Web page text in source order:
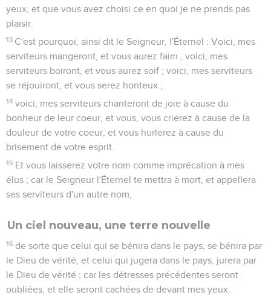
yeux, et que vous avez choisi ce en quoi je ne prends pas
plaisir.
13 C'est pourquoi, ainsi dit le Seigneur, l'Éternel : Voici, mes
serviteurs mangeront, et vous aurez faim ; voici, mes
serviteurs boiront, et vous aurez soif ; voici, mes serviteurs
se réjouiront, et vous serez honteux ;
14 voici, mes serviteurs chanteront de joie à cause du
bonheur de leur coeur, et vous, vous crierez à cause de la
douleur de votre coeur, et vous hurlerez à cause du
brisement de votre esprit.
15 Et vous laisserez votre nom comme imprécation à mes
élus ; car le Seigneur l'Éternel te mettra à mort, et appellera
ses serviteurs d'un autre nom,
Un ciel nouveau, une terre nouvelle
16 de sorte que celui qui se bénira dans le pays, se bénira par
le Dieu de vérité, et celui qui jugera dans le pays, jurera par
le Dieu de vérité ; car les détresses précédentes seront
oubliées, et elle seront cachées de devant mes yeux.